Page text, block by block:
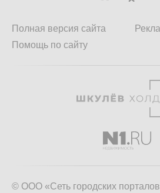
Полная версия сайта
Помощь по сайту
© ООО «Сеть городских